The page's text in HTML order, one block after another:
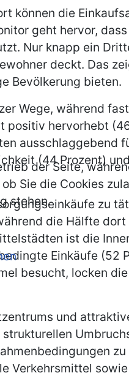
können die
geht hervor,
Nur knapp ein
deckt. Das
Bevölkerung bieten.
Wege, während
hervorhebt
ausschlaggebend
(44 Prozent)
zu
die Hälfte
ist die
Einkäufe (52
besucht, locken
und
Verkehrsmittel
der Seite,
Sie die Cookies
stehen.